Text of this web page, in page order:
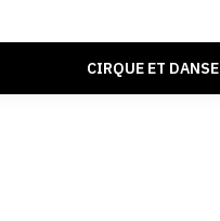
CIRQUE ET DANSE